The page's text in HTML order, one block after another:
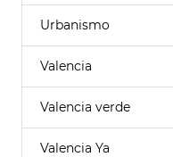
Urbanismo
Valencia
Valencia verde
Valencia Ya